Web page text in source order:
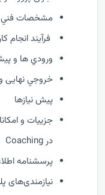
مشخصات فني
فرآيند انجام
ورودي ها و
خروجي نهایی
پیش نیازها
جزییات و
در Coaching
پرسشنامه
نیازمندی‌های